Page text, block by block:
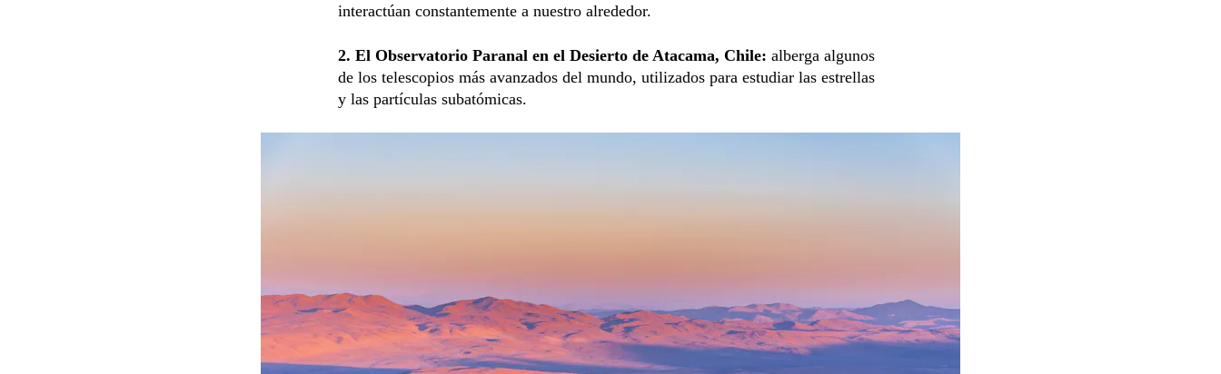
interactúan constantemente a nuestro alrededor.
2. El Observatorio Paranal en el Desierto de Atacama, Chile: alberga algunos
de los telescopios más avanzados del mundo, utilizados para estudiar las estrellas
y las partículas subatómicas.